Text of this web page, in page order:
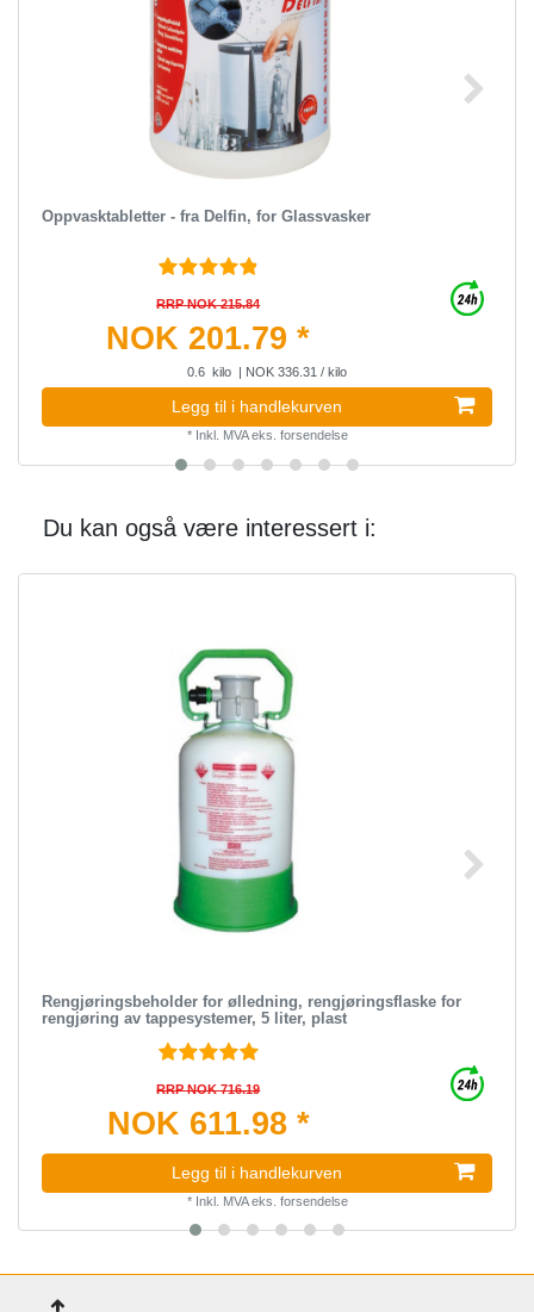
Oppvasktabletter - fra Delfin, for Glassvasker
RRP NOK 215.84
NOK 201.79 *
0.6 kilo | NOK 336.31 / kilo
Legg til i handlekurven
* Inkl. MVAeks. forsendelse
Du kan også være interessert i:
Rengjøringsbeholder for ølledning, rengjøringsflaske for
rengjøring av tappesystemer, 5 liter, plast
RRP NOK 716.19
NOK 611.98 *
Legg til i handlekurven
* Inkl. MVAeks. forsendelse